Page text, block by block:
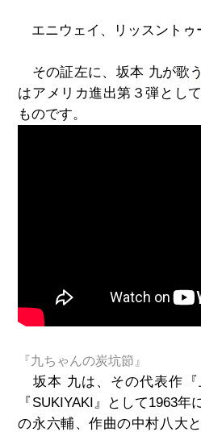
エニウェイ、リッスントゥ
その証左に、坂本 九が歌う
はアメリカ進出第３弾とし
ものです。
『九ちゃんの炭坑節』
坂本 九は、その代表作『
『SUKIYAKI』として1963
の永六輔、作曲の中村八大